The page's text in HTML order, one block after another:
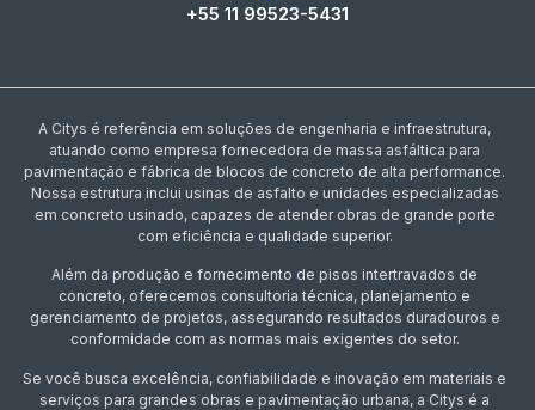
+55 11 99523-5431
A Citys é referência em soluções de engenharia e infraestrutura,
atuando como empresa fornecedora de massa asfáltica para
pavimentação e fábrica de blocos de concreto de alta performance.
Nossa estrutura inclui usinas de asfalto e unidades especializadas
em concreto usinado, capazes de atender obras de grande porte
com eficiência e qualidade superior.
Além da produção e fornecimento de pisos intertravados de
concreto, oferecemos consultoria técnica, planejamento e
gerenciamento de projetos, assegurando resultados duradouros e
conformidade com as normas mais exigentes do setor.
Se você busca excelência, confiabilidade e inovação em materiais e
serviços para grandes obras e pavimentação urbana, a Citys é a